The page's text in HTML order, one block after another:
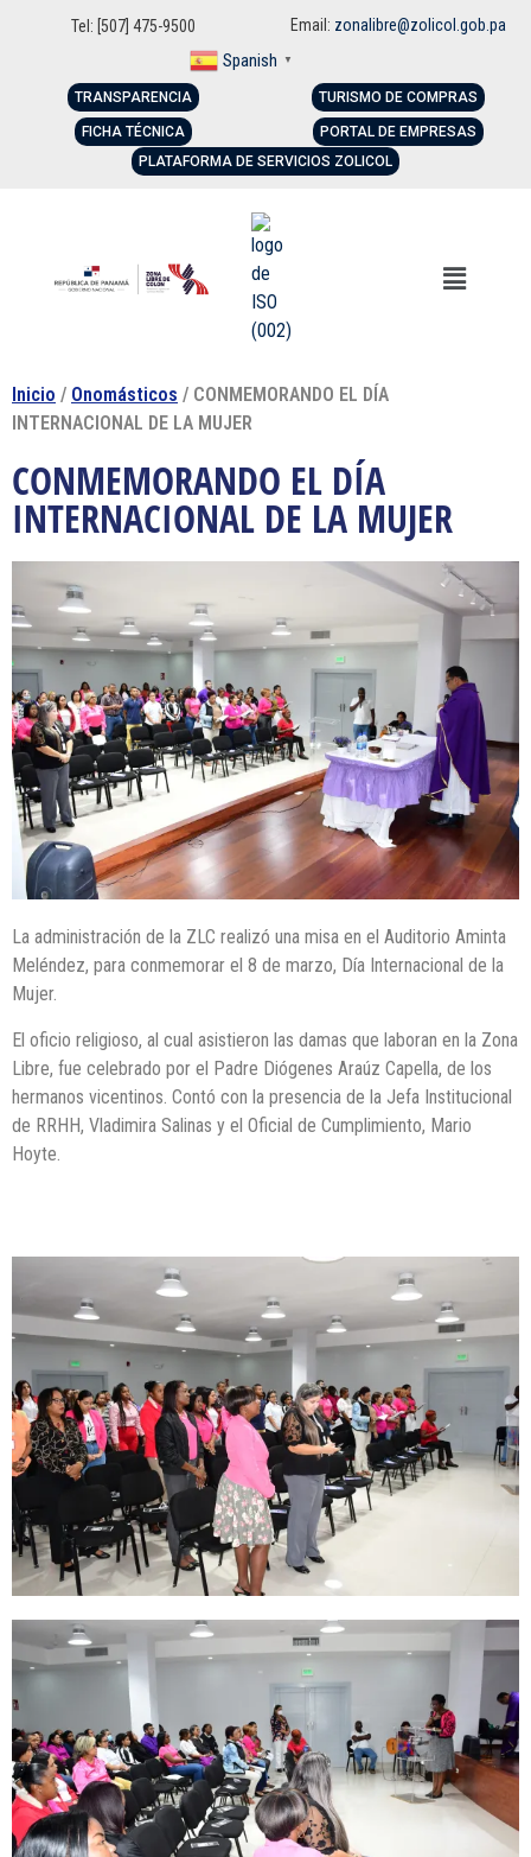
Tel: [507] 475-9500 Email: zonalibre@zolicol.gob.pa
Spanish ▼
TRANSPARENCIA
FICHA TÉCNICA
TURISMO DE COMPRAS
PORTAL DE EMPRESAS
PLATAFORMA DE SERVICIOS ZOLICOL
Inicio / Onomásticos / CONMEMORANDO EL DÍA
INTERNACIONAL DE LA MUJER
CONMEMORANDO EL DÍA
INTERNACIONAL DE LA MUJER
La administración de la ZLC realizó una misa en el Auditorio Aminta
Meléndez, para conmemorar el 8 de marzo, Día Internacional de la
Mujer.
El oficio religioso, al cual asistieron las damas que laboran en la Zona
Libre, fue celebrado por el Padre Diógenes Araúz Capella, de los
hermanos vicentinos. Contó con la presencia de la Jefa Institucional
de RRHH, Vladimira Salinas y el Oficial de Cumplimiento, Mario
Hoyte.